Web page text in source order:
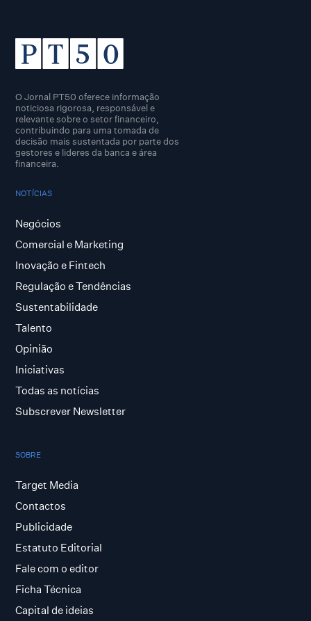
O Jornal PT50 oferece informação
noticiosa rigorosa, responsável e
relevante sobre o setor financeiro,
contribuindo para uma tomada de
decisão mais sustentada por parte dos
gestores e lideres da banca e área
financeira.
NOTÍCIAS
Negócios
Comercial e Marketing
Inovação e Fintech
Regulação e Tendências
Sustentabilidade
Talento
Opinião
Iniciativas
Todas as notícias
Subscrever Newsletter
SOBRE
Target Media
Contactos
Publicidade
Estatuto Editorial
Fale com o editor
Ficha Técnica
Capital de ideias